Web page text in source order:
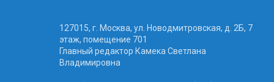
127015, г. Москва, ул. Новодмитровская, д. 2Б, 7
этаж, помещение 701
Главный редактор Камека Светлана
Владимировна